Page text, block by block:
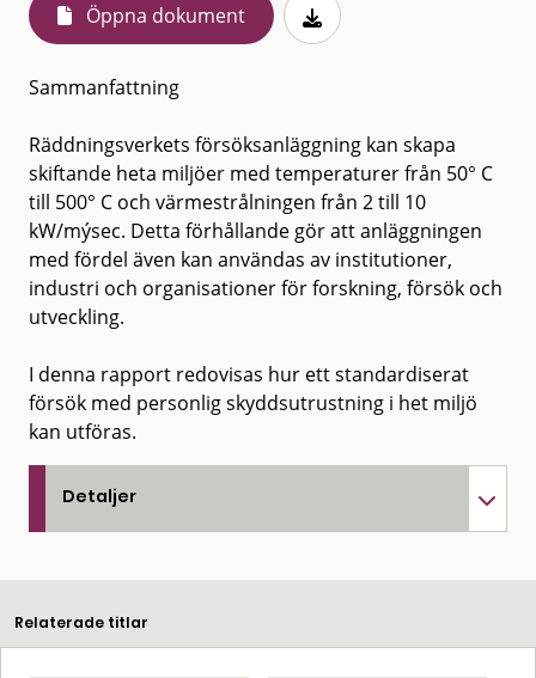
Öppna dokument
Sammanfattning
Räddningsverkets försöksanläggning kan skapa
skiftande heta miljöer med temperaturer från 50° C
till 500° C och värmestrålningen från 2 till 10
kW/mýsec. Detta förhållande gör att anläggningen
med fördel även kan användas av institutioner,
industri och organisationer för forskning, försök och
utveckling.
I denna rapport redovisas hur ett standardiserat
försök med personlig skyddsutrustning i het miljö
kan utföras.
Detaljer
Relaterade titlar